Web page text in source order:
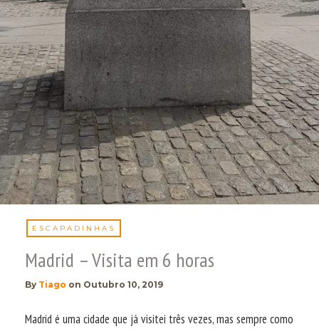
ESCAPADINHAS
Madrid – Visita em 6 horas
By Tiago on Outubro 10, 2019
Madrid é uma cidade que já visitei três vezes, mas sempre como